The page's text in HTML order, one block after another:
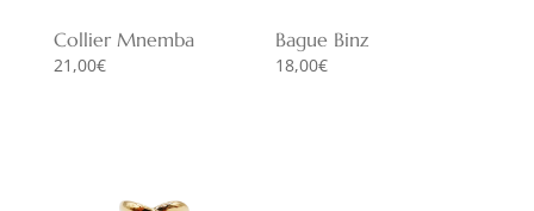
Collier Mnemba
21,00€
Bague Binz
18,00€